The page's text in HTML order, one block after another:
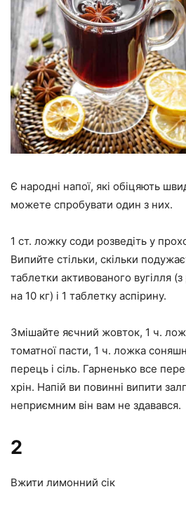
Є народні напої, які обіцяють
можете спробувати один з них.
1 ст. ложку соди розведіть у
Випийте стільки, скільки
таблетки активованого вугілля
на 10 кг) і 1 таблетку аспірину.
Змішайте яєчний жовток, 1 ч.
томатної пасти, 1 ч. ложка
перець і сіль. Гарненько все
хрін. Напій ви повинні випити
неприємним він вам не здавався.
2
Вжити лимонний сік